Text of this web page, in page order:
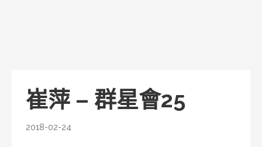
崔萍 – 群星會25
2018-02-24